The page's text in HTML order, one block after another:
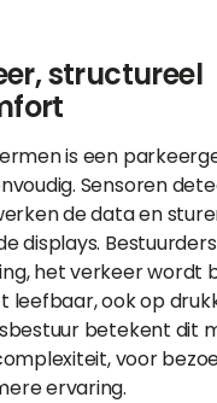
structureel
is een
Sensoren
de data en
displays.
het verkeer wordt
leefbaar, ook op
betekent dit
voor
ervaring.